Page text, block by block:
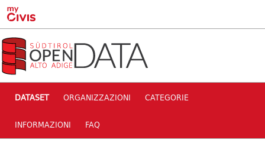
Skip to main content
DATASET ORGANIZZAZIONI CATEGORIE
INFORMAZIONI FAQ